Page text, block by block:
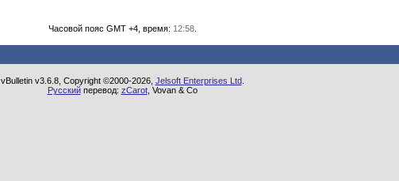
Часовой пояс GMT +4, время: 12:58.
vBulletin v3.6.8, Copyright ©2000-2026, Jelsoft Enterprises Ltd.
Русскийперевод: zCarot, Vovan & Co